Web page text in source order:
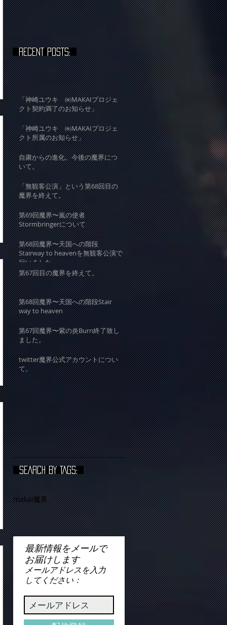
RECENT POSTS:
「神崎ユウキ ㈱MAKAIプロジェ
クト契約満了のお知らせ」
「神崎ユウキ ㈱MAKAIプロジェ
クト所属のお知らせ」
自粛からの進化。今後の魔界につ
いて。
「無観客公演」という第68回目の
魔界を終えて。
第69回魔界〜嵐の使者
Stormbringerについて
第68回魔界〜天国への階段
Stairway to heavenを無観客公演で
行いました。
第67回目の魔界を終えて。
第68回魔界〜天国への階段Stair
way to heaven
第67回魔界〜紫の炎Burn終了致し
ました。
twitter魔界公式アカウントについ
て。
SEARCH BY TAGS:
makai魔界
最新情報をメールで
お届けします
メールアドレスを入力
してください：